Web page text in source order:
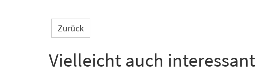
Zurück
Vielleicht auch interessant